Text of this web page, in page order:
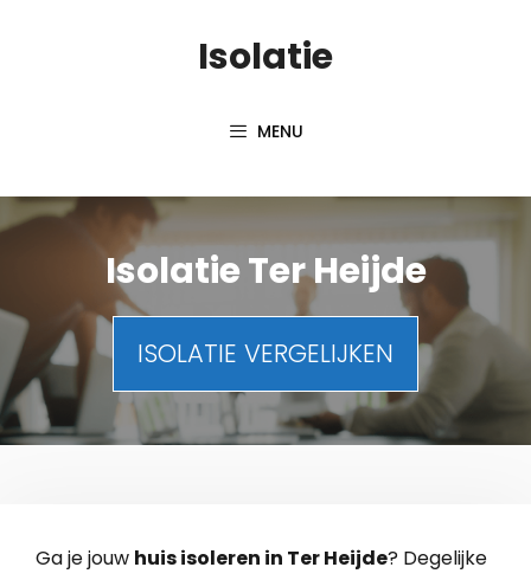
Isolatie
MENU
Isolatie Ter Heijde
ISOLATIE VERGELIJKEN
Ga je jouw huis isoleren in Ter Heijde? Degelijke